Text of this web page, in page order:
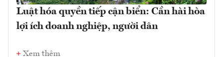
Luật hóa quyền tiếp cận biển: Cần hài hòa
lợi ích doanh nghiệp, người dân
Xem thêm